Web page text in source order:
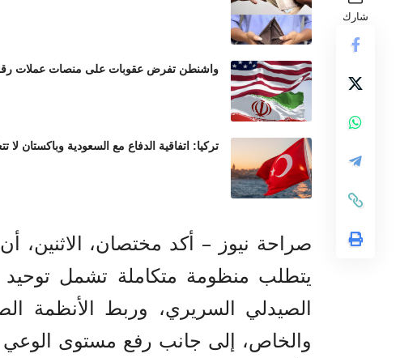
شارك
واشنطن تفرض عقوبات على منصات عملات
تركيا: اتفاقية الدفاع مع السعودية وباكستان لا
صراحة نيوز – أكد مختصان، الاثنين،
يتطلب منظومة متكاملة تشمل توحيد
الصيدلي السريري، وربط الأنظمة
والخاص، إلى جانب رفع مستوى الوعي